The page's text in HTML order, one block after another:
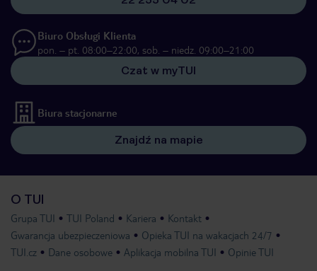
Biuro Obsługi Klienta
pon. – pt. 08:00–22:00, sob. – niedz. 09:00–21:00
Czat w myTUI
Biura stacjonarne
Znajdź na mapie
O TUI
Grupa TUI TUI Poland Kariera
Kontakt
Gwarancja ubezpieczeniowa
Opieka TUI na wakacjach 24/7
TUI.cz
Dane osobowe Aplikacja mobilna TUI Opinie TUI